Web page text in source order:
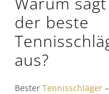
der beste
aus?
Bester Tennisschläger